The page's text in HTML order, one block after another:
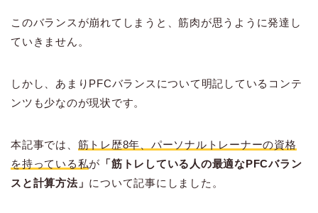
このバランスが崩れてしまうと、筋肉が思うように発達し
ていきません。
しかし、あまりPFCバランスについて明記しているコンテ
ンツも少なのが現状です。
本記事では、 筋トレ歴8年、パーソナルトレーナーの資格
を持っている私が 「筋トレしている人の最適なPFCバラン
スと計算方法」 について記事にしました。